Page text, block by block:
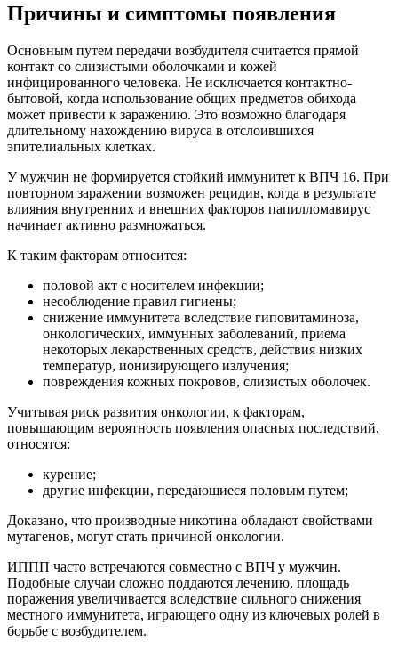
Причины и симптомы появления
Основным путем передачи возбудителя считается прямой
контакт со слизистыми оболочками и кожей
инфицированного человека. Не исключается контактно-
бытовой, когда использование общих предметов обихода
может привести к заражению. Это возможно благодаря
длительному нахождению вируса в отслоившихся
эпителиальных клетках.
У мужчин не формируется стойкий иммунитет к ВПЧ 16. При
повторном заражении возможен рецидив, когда в результате
влияния внутренних и внешних факторов папилломавирус
начинает активно размножаться.
К таким факторам относится:
половой акт с носителем инфекции;
несоблюдение правил гигиены;
снижение иммунитета вследствие гиповитаминоза,
онкологических, иммунных заболеваний, приема
некоторых лекарственных средств, действия низких
температур, ионизирующего излучения;
повреждения кожных покровов, слизистых оболочек.
Учитывая риск развития онкологии, к факторам,
повышающим вероятность появления опасных последствий,
относятся:
курение;
другие инфекции, передающиеся половым путем;
Доказано, что производные никотина обладают свойствами
мутагенов, могут стать причиной онкологии.
ИППП часто встречаются совместно с ВПЧ у мужчин.
Подобные случаи сложно поддаются лечению, площадь
поражения увеличивается вследствие сильного снижения
местного иммунитета, играющего одну из ключевых ролей в
борьбе с возбудителем.